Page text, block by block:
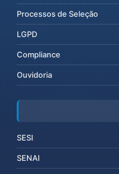
Processos de Seleção
LGPD
Compliance
Ouvidoria
SESI
SENAI